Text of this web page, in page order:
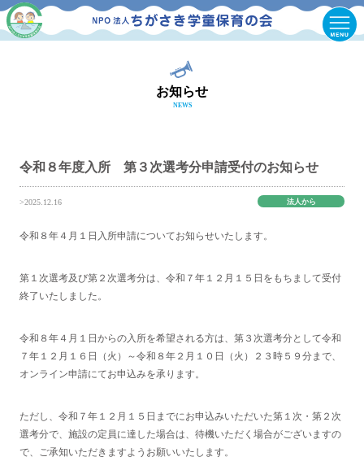
お知らせ
NEWS
令和８年度入所 第３次選考分申請受付のお知らせ
>2025.12.16 法人から
令和８年４月１日入所申請についてお知らせいたします。
第１次選考及び第２次選考分は、令和７年１２月１５日をもちまして受付
終了いたしました。
令和８年４月１日からの入所を希望される方は、第３次選考分として令和
７年１２月１６日（火）～令和８年２月１０日（火）２３時５９分まで、
オンライン申請にてお申込みを承ります。
ただし、令和７年１２月１５日までにお申込みいただいた第１次・第２次
選考分で、施設の定員に達した場合は、待機いただく場合がございますの
で、ご承知いただきますようお願いいたします。